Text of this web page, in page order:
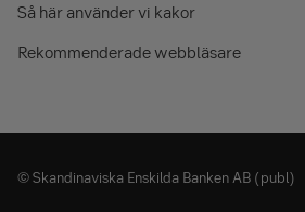
Så här använder vi kakor
Rekommenderade webbläsare
© Skandinaviska Enskilda Banken AB (publ)